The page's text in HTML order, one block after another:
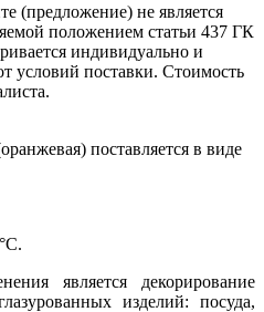
(предложение) не является
положением статьи 437 ГК
индивидуально и
условий поставки. Стоимость
поставляется в виде
является декорирование
изделий: посуда,